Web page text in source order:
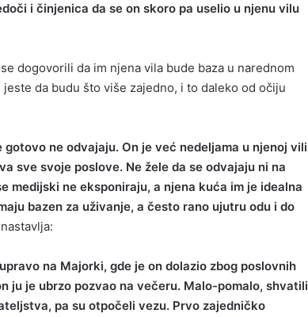
i činjenica da se on skoro pa uselio u njenu vilu
dogovorili da im njena vila bude baza u narednom
da budu što više zajedno, i to daleko od očiju
ne odvajaju. On je već nedeljama u njenoj vili
sve svoje poslove. Ne žele da se odvajaju ni na
medijski ne eksponiraju, a njena kuća im je idealna
bazen za uživanje, a često rano ujutru odu i do
na Majorki, gde je on dolazio zbog poslovnih
ju je ubrzo pozvao na večeru. Malo-pomalo, shvatili
pa su otpočeli vezu. Prvo zajedničko